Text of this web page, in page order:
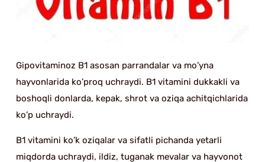
Gipovitaminoz B1 asosan parrandalar va mo’yna
hayvonlarida ko’proq uchraydi. B1 vitamini dukkakli va
boshoqli donlarda, kepak, shrot va oziqa achitqichlarida
ko’p uchraydi.
B1 vitamini ko’k oziqalar va sifatli pichanda yetarli
miqdorda uchraydi, ildiz, tuganak mevalar va hayvonot